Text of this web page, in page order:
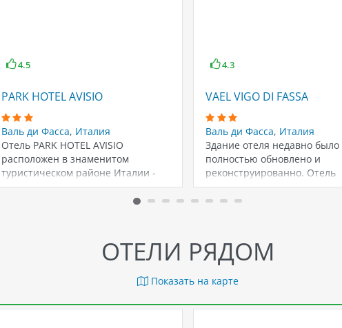
4.5
PARK HOTEL AVISIO
Валь ди Фасса, Италия
Отель PARK HOTEL AVISIO
расположен в знаменитом
туристическом районе Италии -
Валь ди Фасса. Это…
4.3
VAEL VIGO DI FASSA
Валь ди Фасса, Италия
Здание отеля недавно было
полностью обновлено и
реконструированно. Отель
отличается хорошей кухней
преобладанием местных…
ОТЕЛИ РЯДОМ
Показать на карте